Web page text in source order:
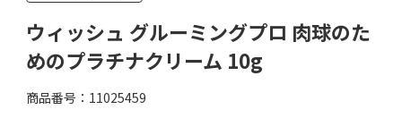
ウィッシュ グルーミングプロ 肉球のた
めのプラチナクリーム 10g
商品番号：11025459